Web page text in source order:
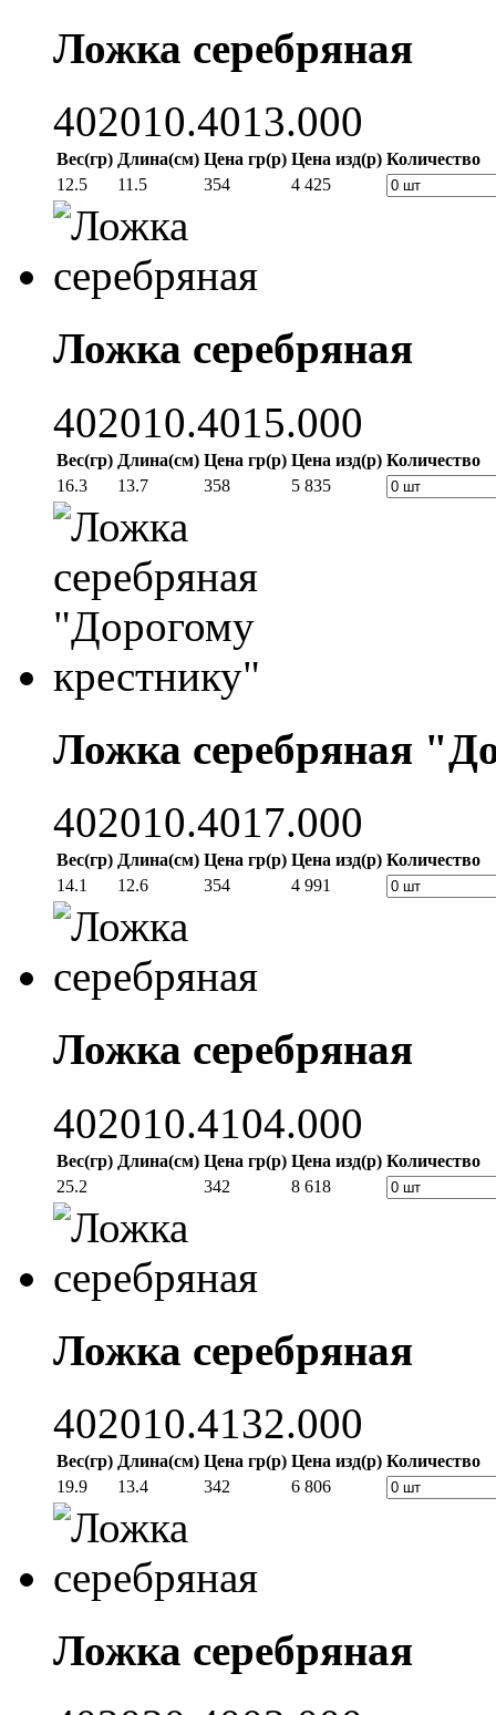
Ложка серебряная
402010.4013.000
Вес(гр) Длина(см) Цена гр(р) Цена изд(р) Количество
12.5
11.5 354 4 425
Ложка серебряная
402010.4015.000
Вес(гр) Длина(см) Цена гр(р) Цена изд(р) Количество
16.3
13.7 358 5 835
Ложка серебряная
402010.4017.000
Вес(гр) Длина(см) Цена гр(р) Цена изд(р) Количество
14.1
12.6 354 4 991
Ложка серебряная
402010.4104.000
Вес(гр) Длина(см) Цена гр(р) Цена изд(р) Количество
25.2
342 8 618
Ложка серебряная
402010.4132.000
Вес(гр) Длина(см) Цена гр(р) Цена изд(р) Количество
19.9
13.4 342 6 806
Ложка серебряная